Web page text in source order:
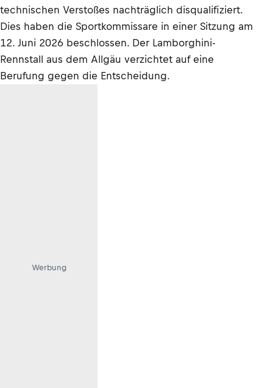
technischen Verstoßes nachträglich disqualifiziert.
Dies haben die Sportkommissare in einer Sitzung am
12. Juni 2026 beschlossen. Der Lamborghini-
Rennstall aus dem Allgäu verzichtet auf eine
Berufung gegen die Entscheidung.
Werbung